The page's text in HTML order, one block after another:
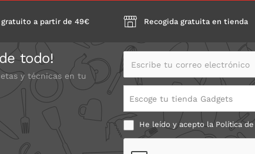
gratuito a partir de 49€ Recogida gratuita en tienda
todo!
y técnicas en tu
Escribe tu correo electrónico
Escoge tu tienda Gadgets
He leído y acepto la Política